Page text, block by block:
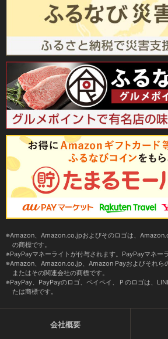
Amazon、Amazon.co.jpおよびそのロゴは、
の商標です。
PayPayマネーライトが付与されます。PayPayマネー
Amazon、Amazon.co.jp、Amazon Payおよびそれら
またはその関連会社の商標です。
PayPay、PayPayのロゴ、ペイペイ、Ｐのロゴは、
たは商標です。
会社概要